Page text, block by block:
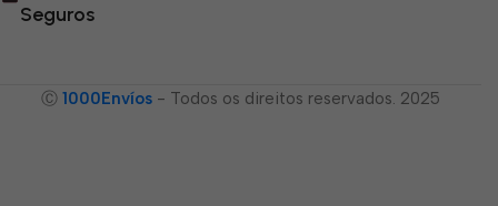
Seguros
Ⓒ 1000Envíos - Todos os direitos reservados. 2025